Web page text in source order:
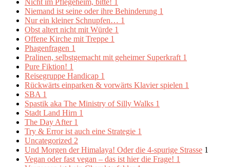
Nicht im Pflegeheim, bitte! 1
Niemand ist seine oder ihre Behinderung 1
Nur ein kleiner Schnupfen… 1
Obst altert nicht mit Würde 1
Offene Kirche mit Treppe 1
Phagenfragen 1
Pralinen, selbstgemacht mit geheimer Superkraft 1
Pure Fiktion! 1
Reisegruppe Handicap 1
Rückwärts einparken & vorwärts Klavier spielen 1
SBA 1
Spastik aka The Ministry of Silly Walks 1
Stadt Land Hirn 1
The Day After 1
Try & Error ist auch eine Strategie 1
Uncategorized 2
Und Morgen der Himalaya! Oder die 4-spurige Strasse 1
Vegan oder fast vegan – das ist hier die Frage! 1